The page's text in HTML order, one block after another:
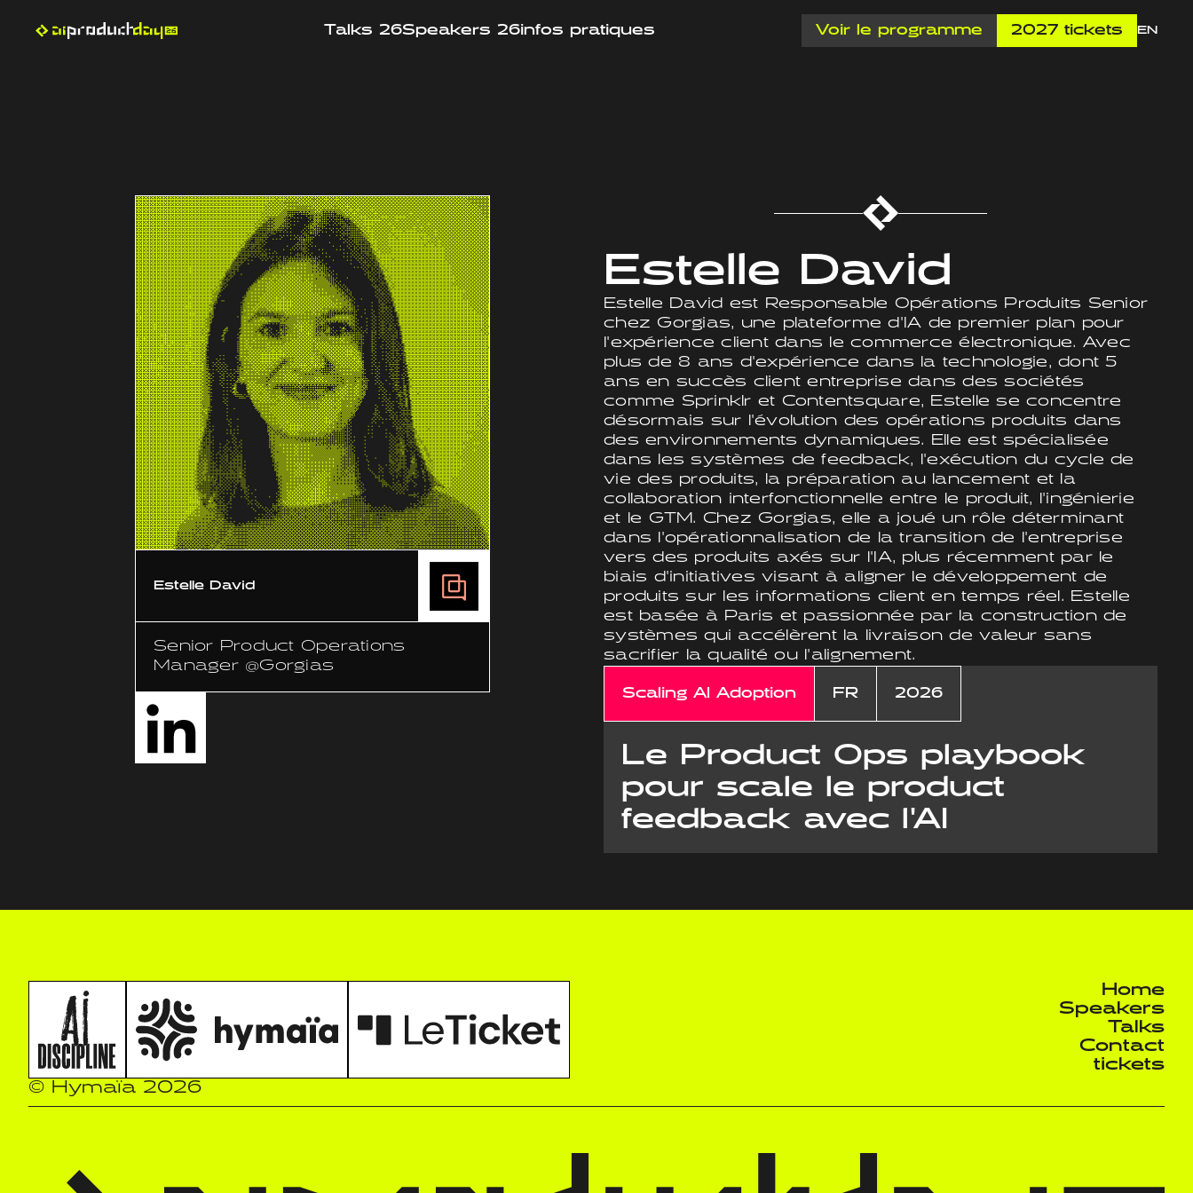
Talks 26Speakers 26infos pratiques Voir le programme 2027 tickets EN
Estelle David
Senior Product Operations
Manager @Gorgias
Estelle David
Estelle David est Responsable Opérations Produits Senior
chez Gorgias, une plateforme d'IA de premier plan pour
l'expérience client dans le commerce électronique. Avec
plus de 8 ans d'expérience dans la technologie, dont 5
ans en succès client entreprise dans des sociétés
comme Sprinklr et Contentsquare, Estelle se concentre
désormais sur l'évolution des opérations produits dans
des environnements dynamiques. Elle est spécialisée
dans les systèmes de feedback, l'exécution du cycle de
vie des produits, la préparation au lancement et la
collaboration interfonctionnelle entre le produit, l'ingénierie
et le GTM. Chez Gorgias, elle a joué un rôle déterminant
dans l'opérationnalisation de la transition de l'entreprise
vers des produits axés sur l'IA, plus récemment par le
biais d'initiatives visant à aligner le développement de
produits sur les informations client en temps réel. Estelle
est basée à Paris et passionnée par la construction de
systèmes qui accélèrent la livraison de valeur sans
sacrifier la qualité ou l'alignement.
Scaling AI Adoption FR 2026
Le Product Ops playbook
pour scale le product
feedback avec l'AI
Home
Speakers
Talks
Contact
tickets
© Hymaïa 2026